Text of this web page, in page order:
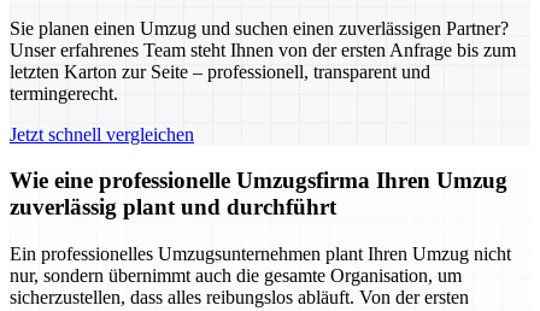
Sie planen einen Umzug und suchen einen zuverlässigen Partner?
Unser erfahrenes Team steht Ihnen von der ersten Anfrage bis zum
letzten Karton zur Seite – professionell, transparent und
termingerecht.
Jetzt schnell vergleichen
Wie eine professionelle Umzugsfirma Ihren Umzug
zuverlässig plant und durchführt
Ein professionelles Umzugsunternehmen plant Ihren Umzug nicht
nur, sondern übernimmt auch die gesamte Organisation, um
sicherzustellen, dass alles reibungslos abläuft. Von der ersten